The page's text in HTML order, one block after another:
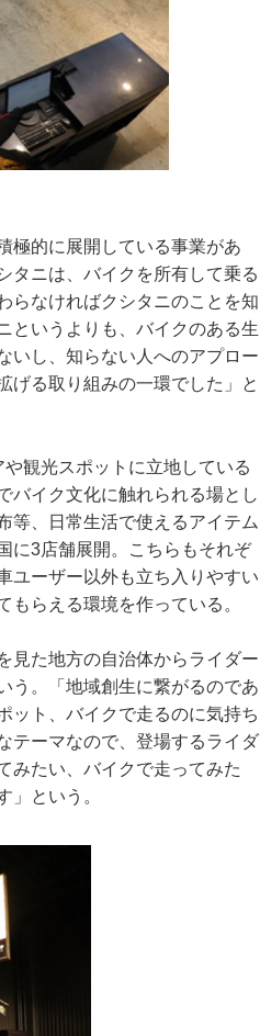
極的に展開している事業があ
タニは、バイクを所有して乗る
らなければクシタニのことを知
というよりも、バイクのある生
いし、知らない人へのアプロー
げる取り組みの一環でした」と
観光スポットに立地している
バイク文化に触れられる場とし
等、日常生活で使えるアイテム
に3店舗展開。こちらもそれぞ
ユーザー以外も立ち入りやすい
らえる環境を作っている。
見た地方の自治体からライダー
う。「地域創生に繋がるのであ
ット、バイクで走るのに気持ち
テーマなので、登場するライダ
みたい、バイクで走ってみた
」という。